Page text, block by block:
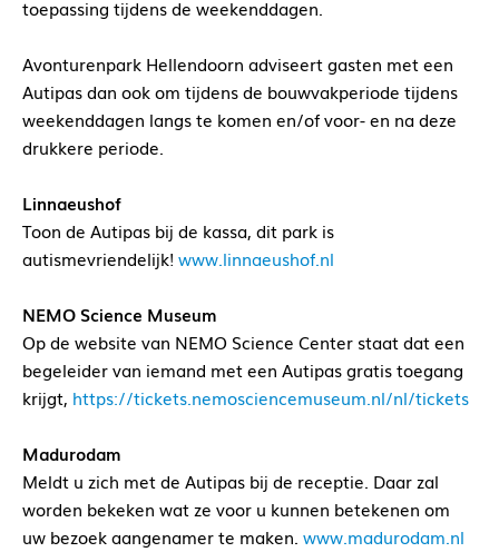
toepassing tijdens de weekenddagen.
Avonturenpark Hellendoorn adviseert gasten met een
Autipas dan ook om tijdens de bouwvakperiode tijdens
weekenddagen langs te komen en/of voor- en na deze
drukkere periode.
Linnaeushof
Toon de Autipas bij de kassa, dit park is
autismevriendelijk! www.linnaeushof.nl
NEMO Science Museum
Op de website van NEMO Science Center staat dat een
begeleider van iemand met een Autipas gratis toegang
krijgt, https://tickets.nemosciencemuseum.nl/nl/tickets
Madurodam
Meldt u zich met de Autipas bij de receptie. Daar zal
worden bekeken wat ze voor u kunnen betekenen om
uw bezoek aangenamer te maken. www.madurodam.nl